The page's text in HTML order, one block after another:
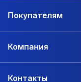
Покупателям
Компания
Контакты